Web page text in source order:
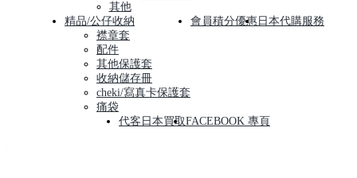
其他
精品/公仔收納
襟章套
配件
其他保護套
收納儲存冊
cheki/寫真卡保護套
痛袋
會員積分優惠 日本代購服務
代客日本買取FACEBOOK 專頁